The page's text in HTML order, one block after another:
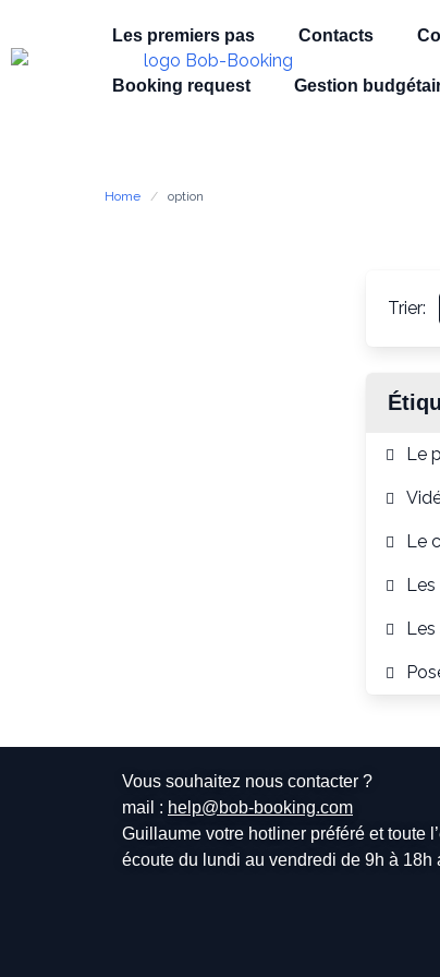
Les premiers pas Contacts
Booking request Gestion
Home option
Trier:
Le
Le
Les
Les
Vous souhaitez nous contacter ?
mail : help@bob-booking.com
Guillaume votre hotliner préféré et toute
écoute du lundi au vendredi de 9h à 18h